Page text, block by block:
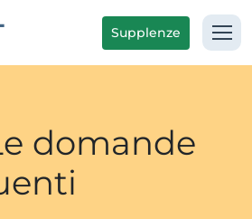
Supplenze
domande